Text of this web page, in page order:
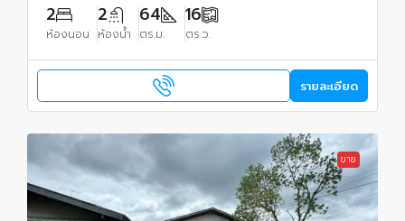
2
ห้องนอน
2
ห้องน้ำ
64
ตร.ม.
16
ตร.ว.
รายละเอียด
ขาย